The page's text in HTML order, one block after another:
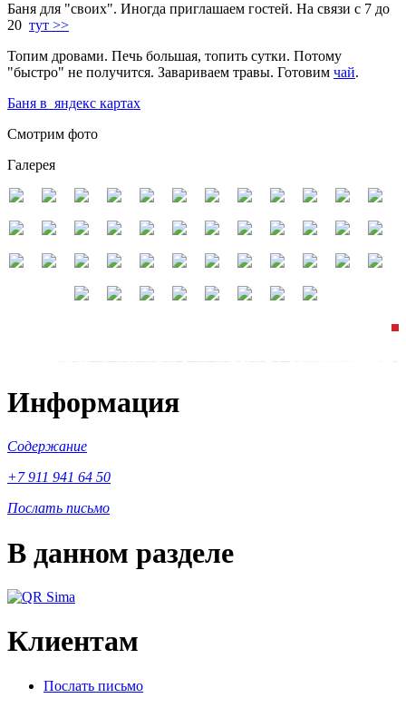
Баня для "своих". Иногда приглашаем гостей. На связи с 7 до
20 тут >>
Топим дровами. Печь большая, топить сутки. Потому
"быстро" не получится. Завариваем травы. Готовим чай.
Баня в яндекс картах
Смотрим фото
Галерея
Информация
Содержание
+7 911 941 64 50
Послать письмо
В данном разделе
Клиентам
Послать письмо